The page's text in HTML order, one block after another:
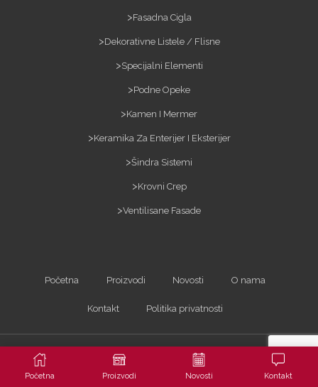
Fasadna Cigla
Dekorativne Listele / Flisne
Specijalni Elementi
Podne Opeke
Kamen I Mermer
Keramika Za Enterijer I Eksterijer
Šindra Sistemi
Krovni Crep
Ventilisane Fasade
Početna Proizvodi Novosti O nama
Kontakt Politika privatnosti
Kopiranje sadržaja bez dozvole je zabranjeno i kažnjivo po zakonu. Sva prava
zadržana ©2023
ARTerracotta d.o.o. | Powered by Arhitekta
Početna Proizvodi Novosti Kontakt